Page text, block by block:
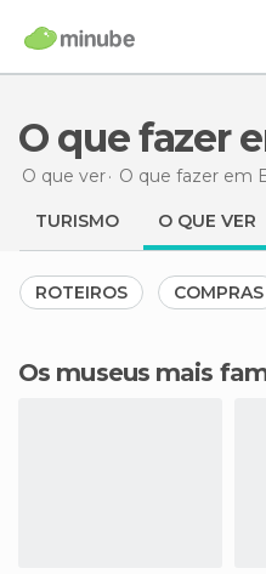
O que fazer
O que ver O que fazer em
TURISMO O QUE VER
ROTEIROS COMPRAS
Os museus mais